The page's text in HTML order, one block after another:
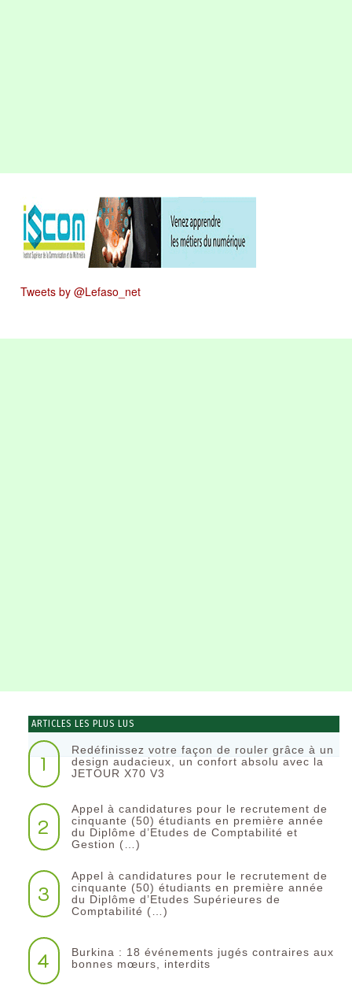
Tweets by @Lefaso_net
ARTICLES LES PLUS LUS
1
Redéfinissez votre façon de rouler grâce à un
design audacieux, un confort absolu avec la
JETOUR X70 V3
2
Appel à candidatures pour le recrutement de
cinquante (50) étudiants en première année
du Diplôme d’Etudes de Comptabilité et
Gestion (…)
3
Appel à candidatures pour le recrutement de
cinquante (50) étudiants en première année
du Diplôme d’Etudes Supérieures de
Comptabilité (…)
4
Burkina : 18 événements jugés contraires aux
bonnes mœurs, interdits